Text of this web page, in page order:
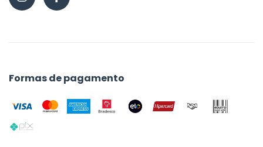
Formas de pagamento